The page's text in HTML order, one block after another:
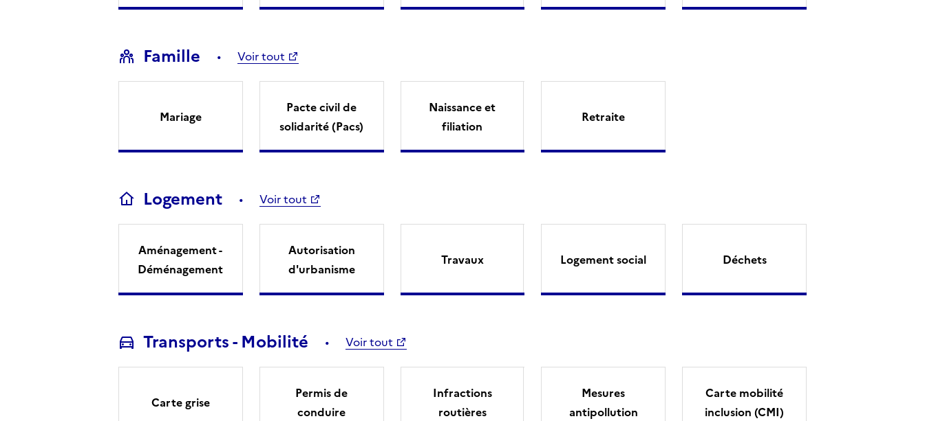
Famille Voir tout
Mariage
Pacte civil de
solidarité (Pacs)
Naissance et
filiation
Retraite
Logement Voir tout
Aménagement -
Déménagement
Autorisation
d'urbanisme
Travaux Logement social Déchets
Transports - Mobilité Voir tout
Carte grise
Permis de
conduire
Infractions
routières
Mesures
antipollution
Carte mobilité
inclusion (CMI)